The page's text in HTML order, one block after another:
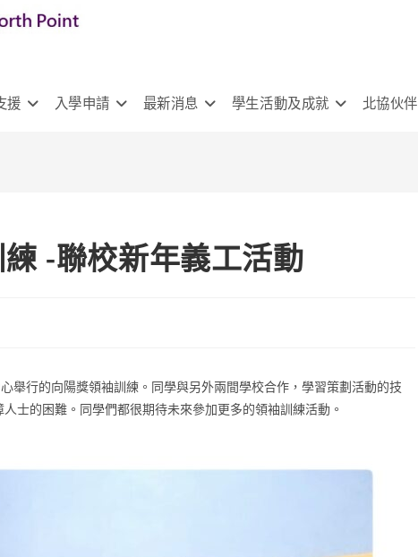
援 入學申請 最新消息 學生活動及成就 北協伙伴
-聯校新年義工活動
舉行的向陽獎領袖訓練。同學與另外兩間學校合作，學習策劃活動的技
士的困難。同學們都很期待未來參加更多的領袖訓練活動。